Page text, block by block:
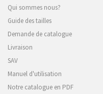
Qui sommes nous?
Guide des tailles
Demande de catalogue
Livraison
SAV
Manuel d'utilisation
Notre catalogue en PDF